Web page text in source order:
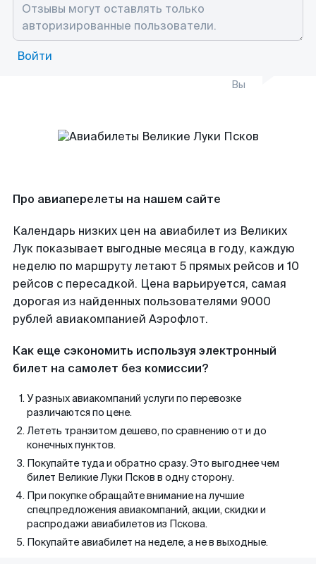
Войти
Вы
Про авиаперелеты на нашем сайте
Календарь низких цен на авиабилет из Великих
Лук показывает выгодные месяца в году, каждую
неделю по маршруту летают 5 прямых рейсов и 10
рейсов с пересадкой. Цена варьируется, самая
дорогая из найденных пользователями 9000
рублей авиакомпанией Аэрофлот.
Как еще сэкономить используя электронный
билет на самолет без комиссии?
У разных авиакомпаний услуги по перевозке
различаются по цене.
Лететь транзитом дешево, по сравнению от и до
конечных пунктов.
Покупайте туда и обратно сразу. Это выгоднее чем
билет Великие Луки Псков в одну сторону.
При покупке обращайте внимание на лучшие
спецпредложения авиакомпаний, акции, скидки и
распродажи авиабилетов из Пскова.
Покупайте авиабилет на неделе, а не в выходные.